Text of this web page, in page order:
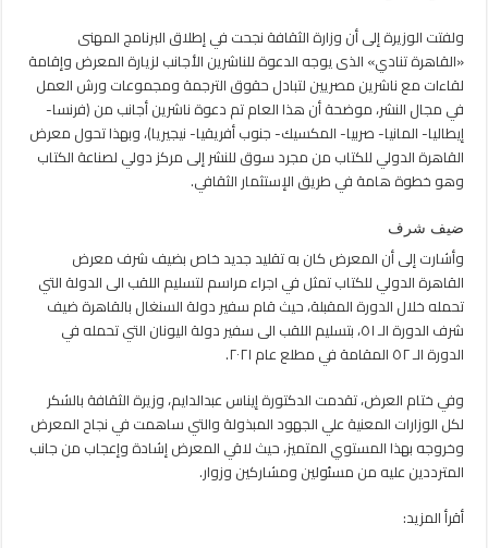
ولفتت الوزيرة إلى أن وزارة الثقافة نجحت في إطلاق البرنامج المهنى
«القاهرة تنادي» الذى يوجه الدعوة للناشرين الأجانب لزيارة المعرض وإقامة
لقاءات مع ناشرين مصريين لتبادل حقوق الترجمة ومجموعات ورش العمل
في مجال النشر، موضحة أن هذا العام تم دعوة ناشرين أجانب من (فرنسا-
إيطاليا- المانيا- صربيا- المكسيك- جنوب أفريقيا- نيجيريا)، وبهذا تحول معرض
القاهرة الدولي للكتاب من مجرد سوق للنشر إلى مركز دولي لصناعة الكتاب
وهو خطوة هامة في طريق الإستثمار الثقافي.
ضيف شرف
وأشارت إلى أن المعرض كان به تقليد جديد خاص بضيف شرف معرض
القاهرة الدولي للكتاب تمثل في اجراء مراسم لتسليم اللقب الى الدولة التي
تحمله خلال الدورة المقبلة، حيث قام سفير دولة السنغال بالقاهرة ضيف
شرف الدورة الـ ٥١، بتسليم اللقب الى سفير دولة اليونان التي تحمله في
الدورة الـ ٥٢ المقامة في مطلع عام ٢٠٢١.
وفي ختام العرض، تقدمت الدكتورة إيناس عبدالدايم، وزيرة الثقافة بالشكر
لكل الوزارات المعنية علي الجهود المبذولة والتي ساهمت في نجاح المعرض
وخروجه بهذا المستوي المتميز، حيث لاقي المعرض إشادة وإعجاب من جانب
المترددين عليه من مسئولين ومشاركين وزوار.
أقرأ المزيد: